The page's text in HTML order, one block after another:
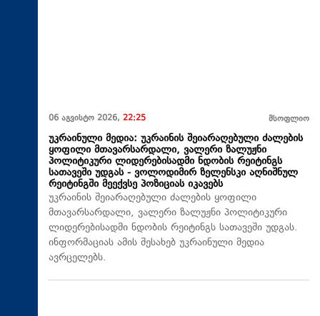
06 აგვისტო 2026, 22:25 მსოფლიო
უკრაინული მედია: უკრაინის შეიარაღებული ძალების
ყოფილი მთავარსარდალი, ვალერი ზალუჟნი
პოლიტიკური ლიდერებისადმი ნდობის რეიტინგს
სათავეში უდგას - ვოლოდიმირ ზელენსკი აღნიშნულ
რეიტინგში მეექვსე პოზიციას იკავებს
უკრაინის შეიარაღებული ძალების ყოფილი
მთავარსარდალი, ვალერი ზალუჟნი პოლიტიკური
ლიდერებისადმი ნდობის რეიტინგს სათავეში უდგას.
ინფორმაციას ამის შესახებ უკრაინული მედია
ავრცელებს.